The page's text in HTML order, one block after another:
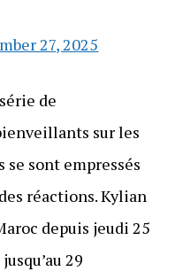
27, 2025
de
sur les
se sont empressés
réactions. Kylian
depuis jeudi 25
29